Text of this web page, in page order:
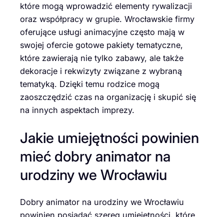
które mogą wprowadzić elementy rywalizacji
oraz współpracy w grupie. Wrocławskie firmy
oferujące usługi animacyjne często mają w
swojej ofercie gotowe pakiety tematyczne,
które zawierają nie tylko zabawy, ale także
dekoracje i rekwizyty związane z wybraną
tematyką. Dzięki temu rodzice mogą
zaoszczędzić czas na organizację i skupić się
na innych aspektach imprezy.
Jakie umiejętności powinien
mieć dobry animator na
urodziny we Wrocławiu
Dobry animator na urodziny we Wrocławiu